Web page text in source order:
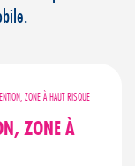
ZONE À HAUT RISQUE
ZONE À